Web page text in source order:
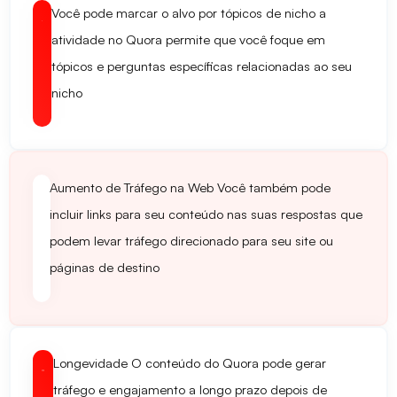
Você pode marcar o alvo por tópicos de nicho a
atividade no Quora permite que você foque em
tópicos e perguntas específicas relacionadas ao seu
nicho
Aumento de Tráfego na WebVocê também pode
incluir links para seu conteúdo nas suas respostas que
podem levar tráfego direcionado para seu site ou
páginas de destino
LongevidadeO conteúdo do Quora pode gerar
tráfego e engajamento a longo prazo depois de